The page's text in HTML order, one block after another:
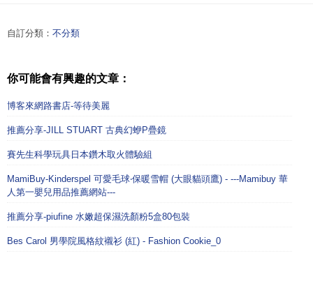
自訂分類： 不分類
你可能會有興趣的文章：
博客來網路書店-等待美麗
推薦分享-JILL STUART 古典幻蛜P疊鏡
賽先生科學玩具日本鑽木取火體驗組
MamiBuy-Kinderspel 可愛毛球‧保暖雪帽 (大眼貓頭鷹) - ---Mamibuy 華
人第一嬰兒用品推薦網站---
推薦分享-piufine 水嫩超保濕洗顏粉5盒80包裝
Bes Carol 男學院風格紋襯衫 (紅) - Fashion Cookie_0